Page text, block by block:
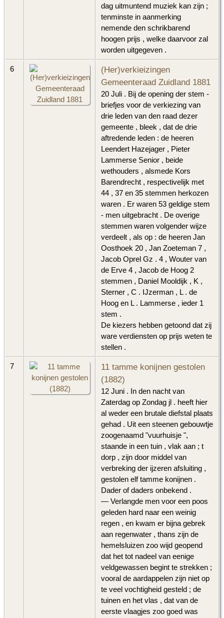
dag uitmuntend muziek kan zijn ;
tenminste in aanmerking
nemende den schrikbarend
hoogen prijs , welke daarvoor zal
worden uitgegeven .
6
(Her)verkieizingen
Gemeenteraad Zuidland 1881
20 Juli . Bij de opening der stem -
briefjes voor de verkiezing van
drie leden van den raad dezer
gemeente , bleek , dat de drie
aftredende leden : de heeren
Leendert Hazejager , Pieter
Lammerse Senior , beide
wethouders , alsmede Kors
Barendrecht , respectivelijk met
44 , 37 en 35 stemmen herkozen
waren . Er waren 53 geldige stem
- men uitgebracht . De overige
stemmen waren volgender wijze
verdeelt , als op : de heeren Jan
Oosthoek 20 , Jan Zoeteman 7 ,
Jacob Oprel Gz . 4 , Wouter van
de Erve 4 , Jacob de Hoog 2
stemmen , Daniel Mooldijk , K ,
Sterner , C . IJzerman , L . de
Hoog en L . Lammerse , ieder 1
stem .
De kiezers hebben getoond dat zij
ware verdiensten op prijs weten te
stellen .
7
11 tamme konijnen gestolen
(1882)
12 Juni . In den nacht van
Zaterdag op Zondag jl . heeft hier
al weder een brutale diefstal plaats
gehad . Uit een steenen gebouwtje
zoogenaamd "vuurhuisje ",
staande in een tuin , vlak aan ; t
dorp , zijn door middel van
verbreking der ijzeren afsluiting ,
gestolen elf tamme konijnen .
Dader of daders onbekend .
— Verlangde men voor een poos
geleden hard naar een weinig
regen , en kwam er bijna gebrek
aan regenwater , thans zijn de
hemelsluizen zoo wijd geopend
dat het tot nadeel van eenige
veldgewassen begint te strekken ;
vooral de aardappelen zijn niet op
te veel vochtigheid gesteld ; de
tuinen en het vlas , dat van de
eerste vlaagjes zoo goed was